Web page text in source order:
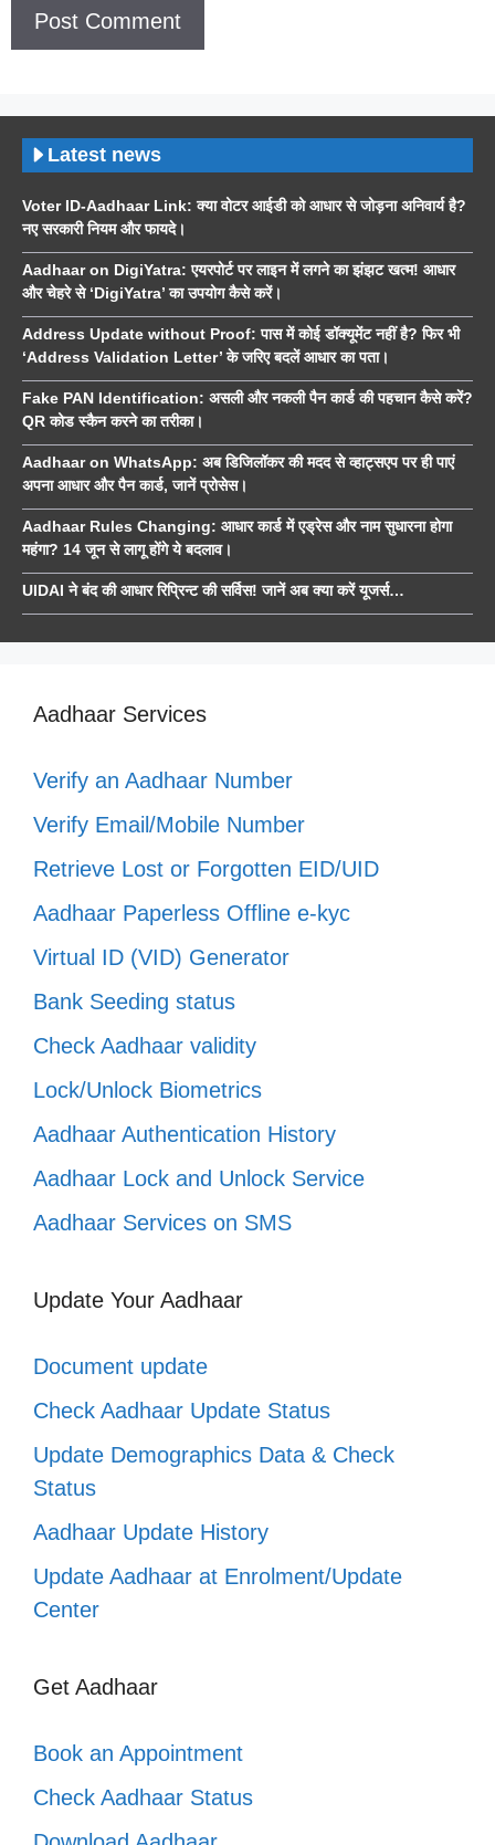
Latest news
Voter ID-Aadhaar Link: क्या वोटर आईडी को आधार से जोड़ना अनिवार्य है?
नए सरकारी नियम और फायदे।
Aadhaar on DigiYatra: एयरपोर्ट पर लाइन में लगने का झंझट खत्म! आधार
और चेहरे से ‘DigiYatra’ का उपयोग कैसे करें।
Address Update without Proof: पास में कोई डॉक्यूमेंट नहीं है? फिर भी
‘Address Validation Letter’ के जरिए बदलें आधार का पता।
Fake PAN Identification: असली और नकली पैन कार्ड की पहचान कैसे करें?
QR कोड स्कैन करने का तरीका।
Aadhaar on WhatsApp: अब डिजिलॉकर की मदद से व्हाट्सएप पर ही पाएं
अपना आधार और पैन कार्ड, जानें प्रोसेस।
Aadhaar Rules Changing: आधार कार्ड में एड्रेस और नाम सुधारना होगा
महंगा? 14 जून से लागू होंगे ये बदलाव।
UIDAI ने बंद की आधार रिप्रिन्ट की सर्विस! जानें अब क्या करें यूजर्स…
Aadhaar Services
Verify an Aadhaar Number
Verify Email/Mobile Number
Retrieve Lost or Forgotten EID/UID
Aadhaar Paperless Offline e-kyc
Virtual ID (VID) Generator
Bank Seeding status
Check Aadhaar validity
Lock/Unlock Biometrics
Aadhaar Authentication History
Aadhaar Lock and Unlock Service
Aadhaar Services on SMS
Update Your Aadhaar
Document update
Check Aadhaar Update Status
Update Demographics Data & Check
Status
Aadhaar Update History
Update Aadhaar at Enrolment/Update
Center
Get Aadhaar
Book an Appointment
Check Aadhaar Status